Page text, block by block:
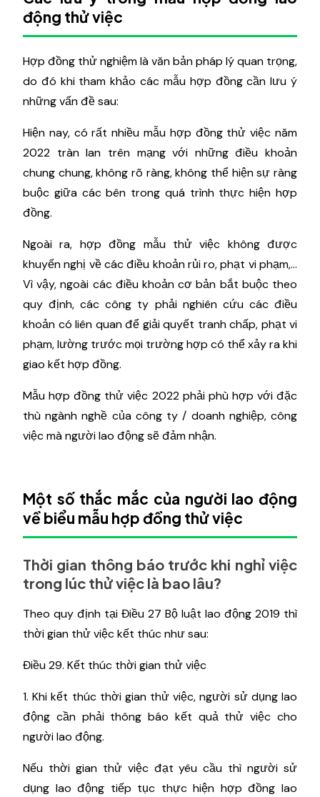
động thử việc
Hợp đồng thử nghiệm là văn bản pháp lý quan trọng,
do đó khi tham khảo các mẫu hợp đồng cần lưu ý
những vấn đề sau:
Hiện nay, có rất nhiều mẫu hợp đồng thử việc năm
2022 tràn lan trên mạng với những điều khoản
chung chung, không rõ ràng, không thể hiện sự ràng
buộc giữa các bên trong quá trình thực hiện hợp
đồng.
Ngoài ra, hợp đồng mẫu thử việc không được
khuyến nghị về các điều khoản rủi ro, phạt vi phạm,…
Vì vậy, ngoài các điều khoản cơ bản bắt buộc theo
quy định, các công ty phải nghiên cứu các điều
khoản có liên quan để giải quyết tranh chấp, phạt vi
phạm, lường trước mọi trường hợp có thể xảy ra khi
giao kết hợp đồng.
Mẫu hợp đồng thử việc 2022 phải phù hợp với đặc
thù ngành nghề của công ty / doanh nghiệp, công
việc mà người lao động sẽ đảm nhận.
Một số thắc mắc của người lao động
về biểu mẫu hợp đồng thử việc
Thời gian thông báo trước khi nghỉ việc
trong lúc thử việc là bao lâu?
Theo quy định tại Điều 27 Bộ luật lao động 2019 thì
thời gian thử việc kết thúc như sau:
Điều 29. Kết thúc thời gian thử việc
1. Khi kết thúc thời gian thử việc, người sử dụng lao
động cần phải thông báo kết quả thử việc cho
người lao động.
Nếu thời gian thử việc đạt yêu cầu thì người sử
dụng lao động tiếp tục thực hiện hợp đồng lao